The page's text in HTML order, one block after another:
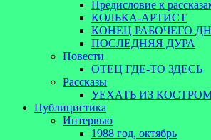
Предисловие к
КОЛЬКА-АРТИСТ
КОНЕЦ РАБОЧЕГО
ПОСЛЕДНЯЯ ДУРА
Повести
ОТЕЦ ГДЕ-ТО ЗДЕСЬ
Рассказы
УЕХАТЬ ИЗ
Публицистика
Интервью
1988 год, октябрь